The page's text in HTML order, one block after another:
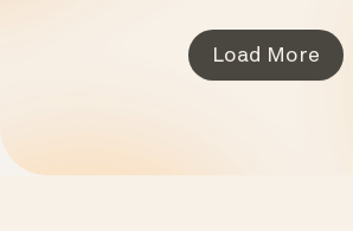
Load More